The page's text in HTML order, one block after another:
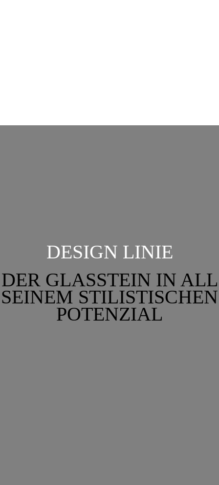
DESIGN LINIE
DER GLASSTEIN IN ALL
SEINEM STILISTISCHEN
POTENZIAL